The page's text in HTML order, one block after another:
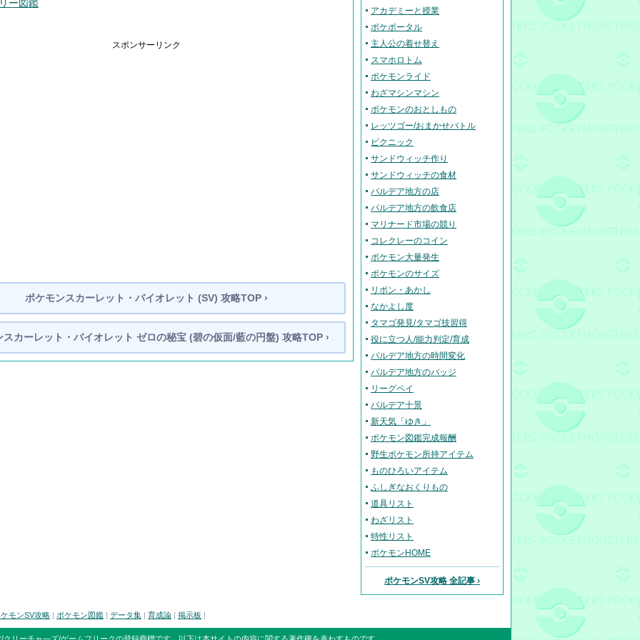
ー図鑑
スポンサーリンク
ポケモンスカーレット・バイオレット (SV) 攻略TOP ›
スカーレット・バイオレット ゼロの秘宝 (碧の仮面/藍の円盤) 攻略TOP ›
アカデミーと授業
ポケポータル
主人公の着せ替え
スマホロトム
ポケモンライド
わざマシンマシン
ポケモンのおとしもの
レッツゴー/おまかせバトル
ピクニック
サンドウィッチ作り
サンドウィッチの食材
パルデア地方の店
パルデア地方の飲食店
マリナード市場の競り
コレクレーのコイン
ポケモン大量発生
ポケモンのサイズ
リボン・あかし
なかよし度
タマゴ発見/タマゴ技習得
役に立つ人/能力判定/育成
パルデア地方の時間変化
パルデア地方のバッジ
リーグペイ
パルデア十景
新天気「ゆき」
ポケモン図鑑完成報酬
野生ポケモン所持アイテム
ものひろいアイテム
ふしぎなおくりもの
道具リスト
わざリスト
特性リスト
ポケモンHOME
ポケモンSV攻略 全記事 ›
モンSV攻略 | ポケモン図鑑 | データ集 | 育成論 | 掲示板 |